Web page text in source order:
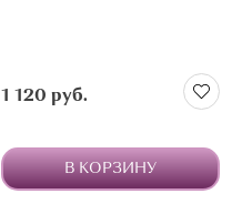
1 120 руб.
В КОРЗИНУ